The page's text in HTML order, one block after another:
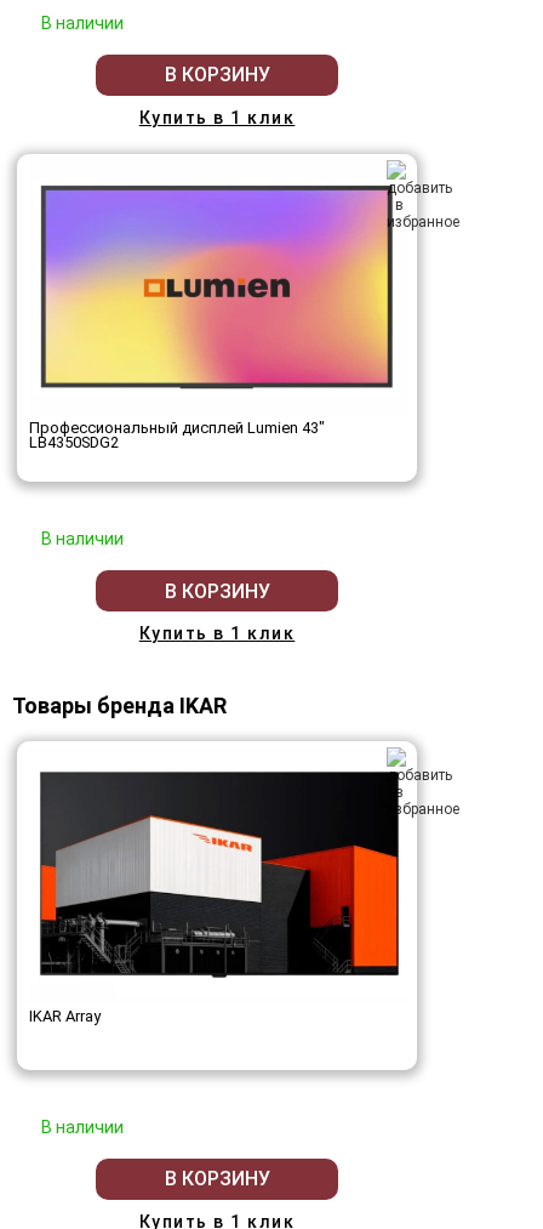
В наличии
В КОРЗИНУ
Купить в 1 клик
Профессиональный дисплей Lumien 43"
LB4350SDG2
В наличии
В КОРЗИНУ
Купить в 1 клик
Товары бренда IKAR
IKAR Array
В наличии
В КОРЗИНУ
Купить в 1 клик